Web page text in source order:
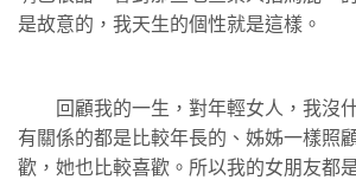
是故意的，我天生的個性就是這樣。
回顧我的一生，對年輕女人，我沒
有關係的都是比較年長的、姊姊一樣照
歡，她也比較喜歡。所以我的女朋友都